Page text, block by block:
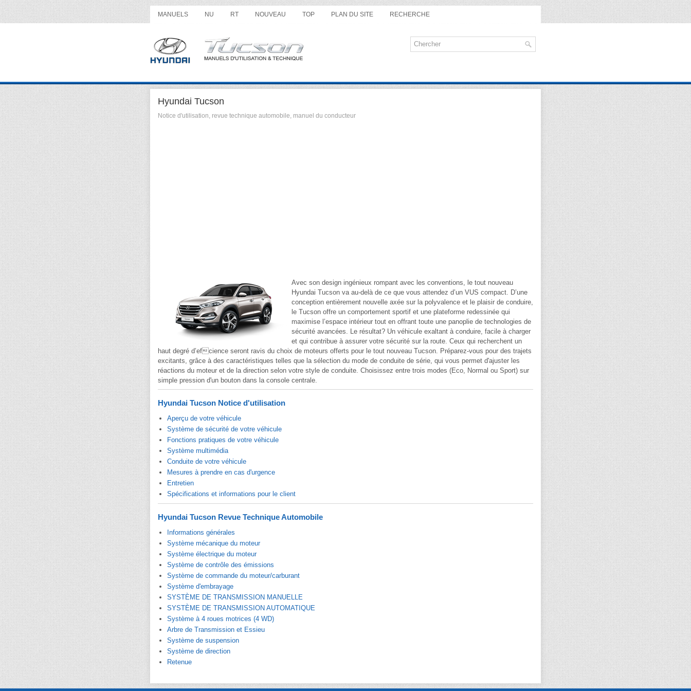
MANUELS NU RT NOUVEAU TOP PLAN DU SITE RECHERCHE
Hyundai Tucson
Notice d'utilisation, revue technique automobile, manuel du conducteur
Avec son design ingénieux rompant avec les conventions, le tout nouveau
Hyundai Tucson va au-delà de ce que vous attendez d’un VUS compact. D’une
conception entièrement nouvelle axée sur la polyvalence et le plaisir de conduire,
le Tucson offre un comportement sportif et une plateforme redessinée qui
maximise l’espace intérieur tout en offrant toute une panoplie de technologies de
sécurité avancées. Le résultat? Un véhicule exaltant à conduire, facile à charger
et qui contribue à assurer votre sécurité sur la route. Ceux qui recherchent un
haut degré d’efcience seront ravis du choix de moteurs offerts pour le tout nouveau Tucson. Préparez-vous pour des trajets
excitants, grâce à des caractéristiques telles que la sélection du mode de conduite de série, qui vous permet d'ajuster les
réactions du moteur et de la direction selon votre style de conduite. Choisissez entre trois modes (Eco, Normal ou Sport) sur
simple pression d'un bouton dans la console centrale.
Hyundai Tucson Notice d'utilisation
Aperçu de votre véhicule
Système de sécurité de votre véhicule
Fonctions pratiques de votre véhicule
Système multimédia
Conduite de votre véhicule
Mesures à prendre en cas d'urgence
Entretien
Spécifications et informations pour le client
Hyundai Tucson Revue Technique Automobile
Informations générales
Système mécanique du moteur
Système électrique du moteur
Système de contrôle des émissions
Système de commande du moteur/carburant
Système d'embrayage
SYSTÈME DE TRANSMISSION MANUELLE
SYSTÈME DE TRANSMISSION AUTOMATIQUE
Système à 4 roues motrices (4 WD)
Arbre de Transmission et Essieu
Système de suspension
Système de direction
Retenue